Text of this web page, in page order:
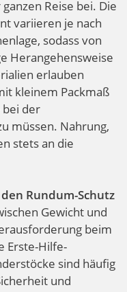
Reise bei. Die
variieren je nach
sodass von
Herangehensweise
erlauben
kleinem Packmaß
der
müssen. Nahrung,
stets an die
Rundum-Schutz
Gewicht und
beim
Erste-Hilfe-
sind häufig
und